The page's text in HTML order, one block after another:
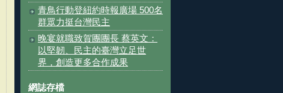
青鳥行動登紐約時報廣場 500名
群眾力挺台灣民主
晚宴就職致賀團團長 蔡英文：
以堅韌、民主的臺灣立足世
界，創造更多合作成果
網誌存檔